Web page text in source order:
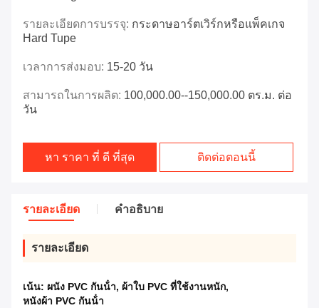
รายละเอียดการบรรจุ: กระดาษอาร์ตเวิร์กหรือแพ็คเกจ
Hard Tupe
เวลาการส่งมอบ: 15-20 วัน
สามารถในการผลิต: 100,000.00--150,000.00 ตร.ม. ต่อ
วัน
หา ราคา ที่ ดี ที่สุด ติดต่อตอนนี้
รายละเอียด คําอธิบาย
รายละเอียด
เน้น: ผนัง PVC กันน้ํา, ผ้าใบ PVC ที่ใช้งานหนัก,
หนังผ้า PVC กันน้ํา